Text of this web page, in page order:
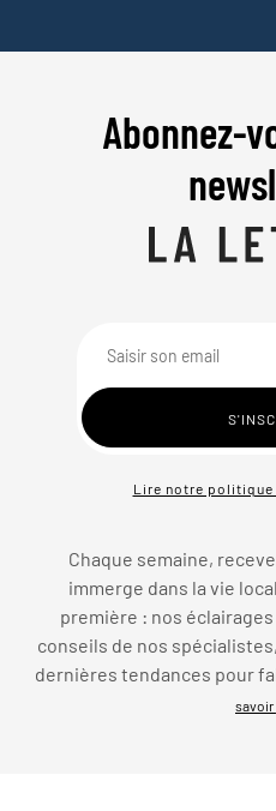
Abonnez-
Lire notre
Chaque semaine,
immerge dans la vie
première : nos
conseils de nos
dernières tendances pour
savoir